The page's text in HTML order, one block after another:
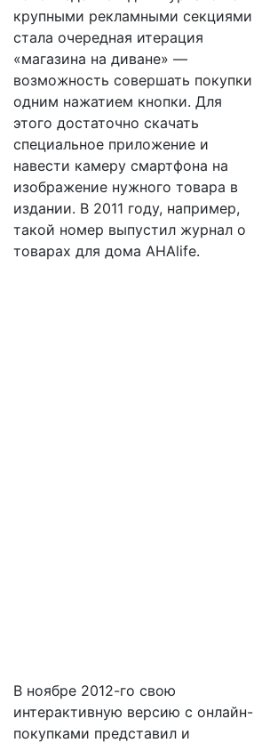
крупными рекламными секциями
стала очередная итерация
«магазина на диване» —
возможность совершать покупки
одним нажатием кнопки. Для
этого достаточно скачать
специальное приложение и
навести камеру смартфона на
изображение нужного товара в
издании. В 2011 году, например,
такой номер выпустил журнал о
товарах для дома AHAlife.
В ноябре 2012-го свою
интерактивную версию с онлайн-
покупками представил и